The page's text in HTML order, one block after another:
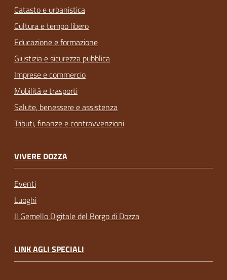
Catasto e urbanistica
Cultura e tempo libero
Educazione e formazione
Giustizia e sicurezza pubblica
Imprese e commercio
Mobilità e trasporti
Salute, benessere e assistenza
Tributi, finanze e contravvenzioni
VIVERE DOZZA
Eventi
Luoghi
Il Gemello Digitale del Borgo di Dozza
LINK AGLI SPECIALI